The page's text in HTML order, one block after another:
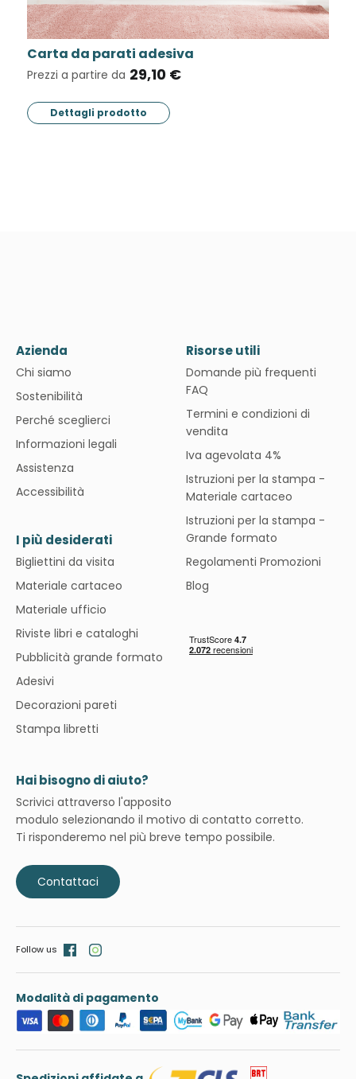
Adesivi prespaziati da stampare
Prezzi a partire da
Dettagli prodotto
Azienda
Chi siamo
Sostenibilità
Perché sceglierci
Informazioni legali
Assistenza
Accessibilità
Risorse utili
Domande più frequenti
FAQ
Termini e condizioni di
vendita
Iva agevolata 4%
Istruzioni per la stampa -
Materiale cartaceo
Istruzioni per la stampa -
Grande formato
Regolamenti Promozioni
Blog
I più desiderati
Bigliettini da visita
Materiale cartaceo
Materiale ufficio
Riviste libri e cataloghi
Pubblicità grande formato
Adesivi
Decorazioni pareti
Stampa libretti
Hai bisogno di aiuto?
Scrivici attraverso l'apposito
modulo selezionando il motivo di contatto corretto.
Ti risponderemo nel più breve tempo possibile.
Contattaci
Modalità di pagamento
Follow us